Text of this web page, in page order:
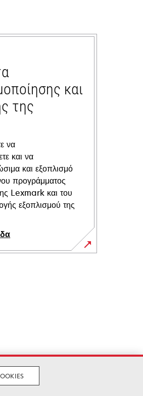
και
της
να
και να
και εξοπλισμό
προγράμματος
Lexmark και του
εξοπλισμού της